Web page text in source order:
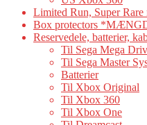
Limited Run, Super Rare
Box protectors
Reservedele, batterier,
Til Sega Mega
Til Sega Master
Batterier
Til Xbox Original
Til Xbox 360
Til Xbox One